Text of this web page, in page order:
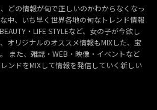
どの情報が旬で正しいのかわからなくなっ
中、いち早く世界各地の旬なトレンド情報
・LIFE STYLEなど、女の子が今欲し
オリジナルのオススメ情報もMIXした、宝
また、雑誌・WEB・映像・イベントなど
ンドをMIXして情報を発信していく新しい